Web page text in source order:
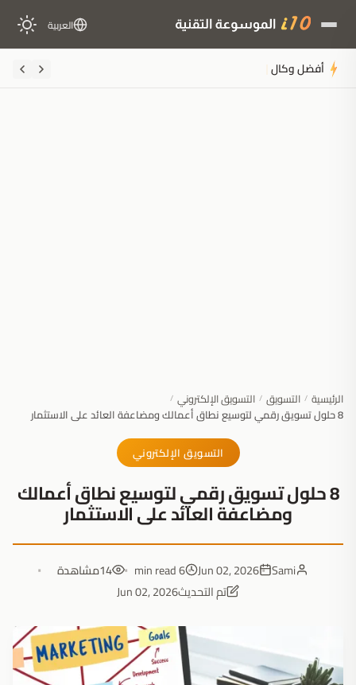
العربية
ملخَّص المقال
أفضل وكالات تحسين محركات البحث للذكا
الرئيسية / التسويق / التسويق الإلكتروني /
8 حلول تسويق رقمي لتوسيع نطاق أعمالك ومضاعفة العائد على الاستثمار
التسويق الإلكتروني
8 حلول تسويق رقمي لتوسيع نطاق أعمالك
ومضاعفة العائد على الاستثمار
Sami
Jun 02, 2026
6 min read
14مشاهدة
تم التحديثJun 02, 2026